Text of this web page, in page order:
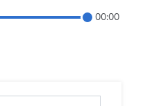
00:00